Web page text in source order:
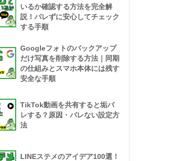
いるか確認する方法を完全解
説！バレずに安心してチェック
する手順
Googleフォトのバックアップ
だけ写真を削除する方法｜同期
の仕組みとスマホ本体には残す
安全な手順
TikTok動画を共有すると垢バ
レする？原因・バレない設定方
法
LINEステメのアイデア100選！